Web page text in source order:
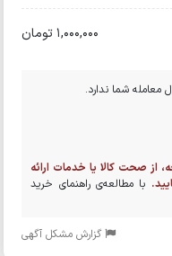
1,000,000 تومان
شما ندارد.
از صحت کالا یا خدمات ارائه
با مطالعه‌ی راهنمای خرید
گزارش مشکل آگهی